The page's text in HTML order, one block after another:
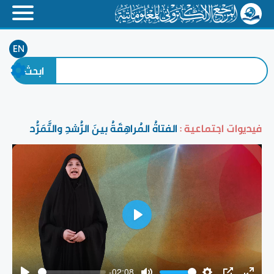
EN
فيديوات اجتماعية :الفتاةُ المُراهِقَةُ بينَ الرُّشدِ والتَّمَرُّد
-02:08
Play